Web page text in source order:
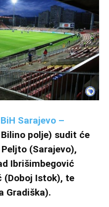
Sarajevo –
polje) sudit će
(Sarajevo),
Ibrišimbegović
(Doboj Istok), te
Gradiška).